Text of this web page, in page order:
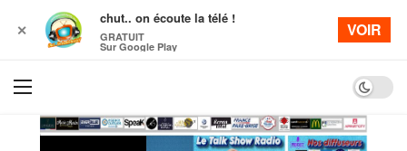
Dark
✕
chut.. on écoute la télé !
GRATUIT
Sur Google Play
VOIR